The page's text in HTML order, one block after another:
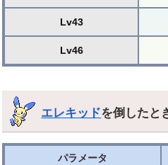
Lv43
Lv46
エレキッドを倒したと
パラメータ